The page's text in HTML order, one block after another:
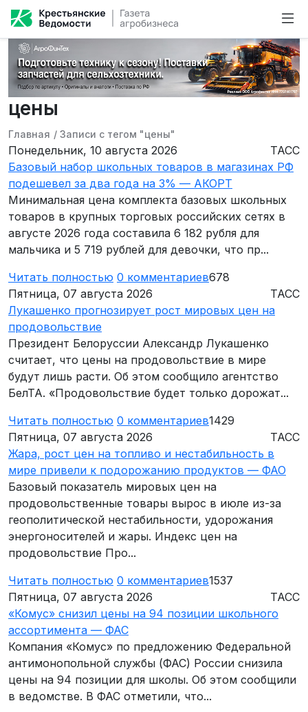
цены
Главная / Записи с тегом "цены"
Понедельник, 10 августа 2026
ТАСС
Базовый набор школьных товаров в магазинах РФ
подешевел за два года на 3% — АКОРТ
Минимальная цена комплекта базовых школьных
товаров в крупных торговых российских сетях в
августе 2026 года составила 6 182 рубля для
мальчика и 5 719 рублей для девочки, что пр...
Читать полностью 0 комментариев678
Пятница, 07 августа 2026
ТАСС
Лукашенко прогнозирует рост мировых цен на
продовольствие
Президент Белоруссии Александр Лукашенко
считает, что цены на продовольствие в мире
будут лишь расти. Об этом сообщило агентство
БелТА. «Продовольствие будет только дорожат...
Читать полностью 0 комментариев1429
Пятница, 07 августа 2026
ТАСС
Жара, рост цен на топливо и нестабильность в
мире привели к подорожанию продуктов — ФАО
Базовый показатель мировых цен на
продовольственные товары вырос в июле из-за
геополитической нестабильности, удорожания
энергоносителей и жары. Индекс цен на
продовольствие Про...
Читать полностью 0 комментариев1537
Пятница, 07 августа 2026
ТАСС
«Комус» снизил цены на 94 позиции школьного
ассортимента — ФАС
Компания «Комус» по предложению Федеральной
антимонопольной службы (ФАС) России снизила
цены на 94 позиции для школы. Об этом сообщили
в ведомстве. В ФАС отметили, что...